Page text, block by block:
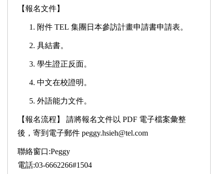
【報名文件】
附件 TEL 集團日本參訪計畫申請書申請表。
具結書。
學生證正反面。
中文在校證明。
外語能力文件。
【報名流程】 請將報名文件以 PDF 電子檔案彙整
後，寄到電子郵件 peggy.hsieh@tel.com
聯絡窗口:Peggy
電話:03-6662266#1504